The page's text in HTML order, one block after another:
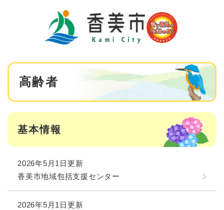
本
高齢者
基本情報
2026年5月1日更新
香美市地域包括支援センター
2026年5月1日更新